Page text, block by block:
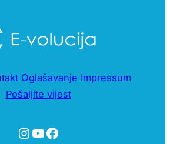
Oglašavanje Impressum
Pošaljite vijest
Instagram
YouTube
Facebook